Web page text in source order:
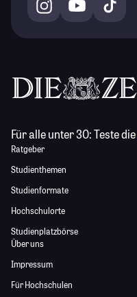
Für alle unter 30:Teste die
Ratgeber
Studienthemen
Studienformate
Hochschulorte
Studienplatzbörse
Über uns
Impressum
Für Hochschulen